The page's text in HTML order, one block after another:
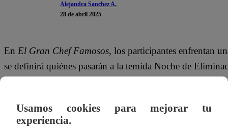
Alejandra Sanchez A.
28 de abril 2025
En El Gran Chef Famosos, los participantes enfrentan
se definirá quiénes pasarán a la temida Noche de
lograba comunicarse
Durante una parte crítica del reto,
Usamos cookies para mejorar tu
experiencia.